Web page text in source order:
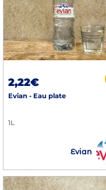
2,22€
Evian - Eau plate
1L
Evian